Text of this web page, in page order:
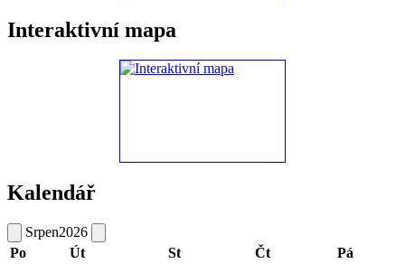
Interaktivní mapa
Kalendář
Srpen2026
Po
Út St Čt Pá